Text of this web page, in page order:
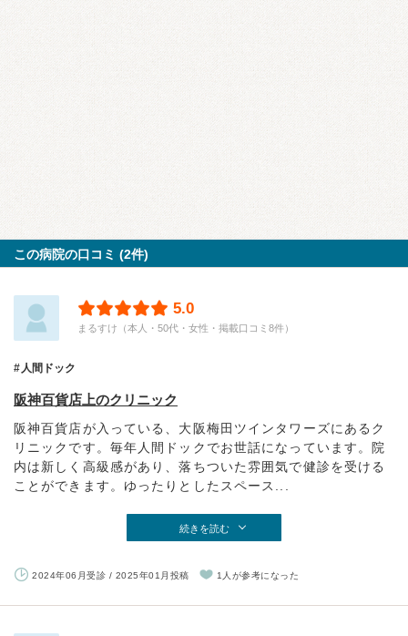
この病院の口コミ (2件)
5.0
まるすけ（本人・50代・女性・掲載口コミ8件）
人間ドック
阪神百貨店上のクリニック
阪神百貨店が入っている、大阪梅田ツインタワーズにあるク
リニックです。毎年人間ドックでお世話になっています。院
内は新しく高級感があり、落ちついた雰囲気で健診を受ける
ことができます。ゆったりとしたスペース...
続きを読む
2024年06月受診 / 2025年01月投稿 1人が参考になった